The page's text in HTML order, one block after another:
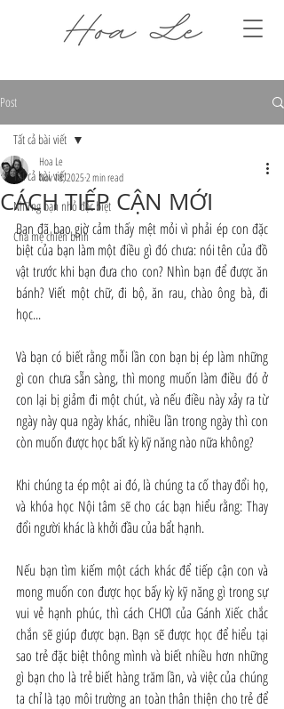
Post
Tất cả bài viết
Những bạn nhỏ đặc biệt
Cha mẹ chiến binh
Tất cả bài viết
CÁCH TIẾP CẬN MỚI
Hoa Le
Nov 18, 20252 min read
Bạn đã bao giờ cảm thấy mệt mỏi vì phải ép con đặc
biệt của bạn làm một điều gì đó chưa: nói tên của đồ
vật trước khi bạn đưa cho con? Nhìn bạn để được ăn
bánh? Viết một chữ, đi bộ, ăn rau, chào ông bà, đi
học...
Và bạn có biết rằng mỗi lần con bạn bị ép làm những
gì con chưa sẵn sàng, thì mong muốn làm điều đó ở
con lại bị giảm đi một chút, và nếu điều này xảy ra từ
ngày này qua ngày khác, nhiều lần trong ngày thì con
còn muốn được học bất kỳ kỹ năng nào nữa không?
Khi chúng ta ép một ai đó, là chúng ta cố thay đổi họ,
và khóa học Nội tâm sẽ cho các bạn hiểu rằng: Thay
đổi người khác là khởi đầu của bẩt hạnh.
Nếu bạn tìm kiếm một cách khác để tiếp cận con và
mong muốn con được học bấy kỳ kỹ năng gì trong sự
vui vẻ hạnh phúc, thì cách CHƠI của Gánh Xiếc chắc
chắn sẽ giúp được bạn. Bạn sẽ được học để hiểu tại
sao trẻ đặc biệt thông mình và biết nhiều hơn những
gì bạn cho là trẻ biết hàng trăm lần, và việc của chúng
ta chỉ là tạo môi trường an toàn thân thiện cho trẻ để